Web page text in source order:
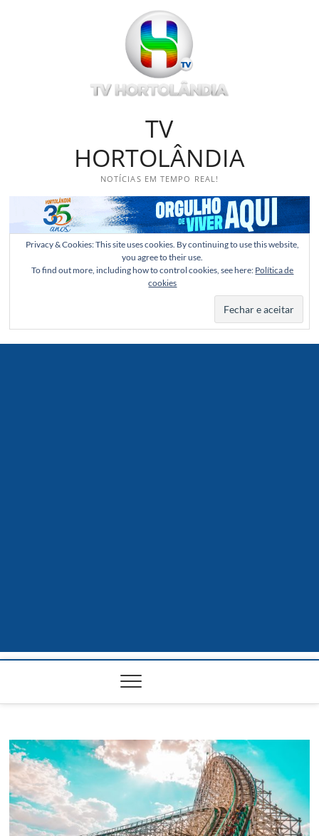
TV
HORTOLÂNDIA
NOTÍCIAS EM TEMPO REAL!
Privacy & Cookies: This site uses cookies. By continuing to use this website,
you agree to their use.
To find out more, including how to control cookies, see here: Política de
cookies